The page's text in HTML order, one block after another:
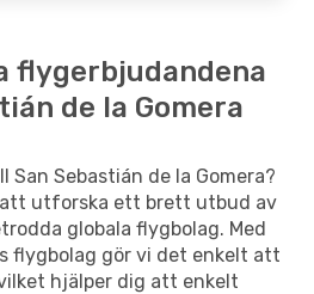
flygerbjudandena
de la Gomera
San Sebastián de la Gomera?
att utforska ett brett utbud av
globala flygbolag. Med
flygbolag gör vi det enkelt att
hjälper dig att enkelt